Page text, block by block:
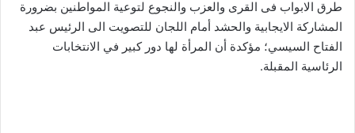
طرق الابواب فى القرى والعزب والنجوع لتوعية المواطنين بضرورة
المشاركة الايجابية والحشد أمام اللجان للتصويت الى الرئيس عبد
الفتاح السيسي؛ مؤكدة أن المرأة لها دور كبير في الانتخابات
الرئاسية المقبلة.